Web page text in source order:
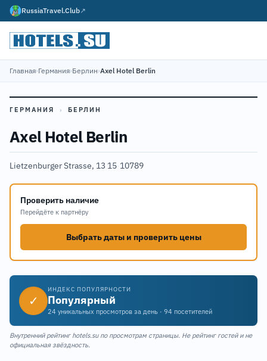
RussiaTravel.Club↗
Главная›Германия›Берлин›Axel Hotel Berlin
ГЕРМАНИЯ › БЕРЛИН
Axel Hotel Berlin
Lietzenburger Strasse, 13 15·10789
Проверить наличие
Перейдёте к партнёру
Выбрать даты и проверить цены
✓
ИНДЕКС ПОПУЛЯРНОСТИ
Популярный
24 уникальных просмотров за день · 94 посетителей
Внутренний рейтинг hotels.su по просмотрам страницы. Не рейтинг гостей и не
официальная звёздность.